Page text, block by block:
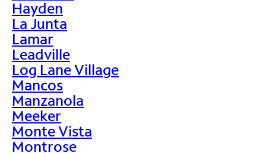
Hayden
La Junta
Lamar
Leadville
Log Lane Village
Mancos
Manzanola
Meeker
Monte Vista
Montrose